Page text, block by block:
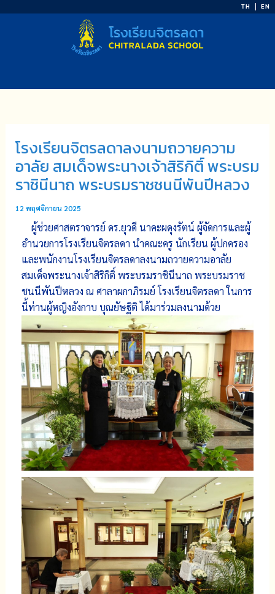
TH EN
โรงเรียนจิตรลดาลงนามถวายความ
อาลัย สมเด็จพระนางเจ้าสิริกิติ์ พระบรม
ราชินีนาถ พระบรมราชชนนีพันปีหลวง
12 พฤศจิกายน 2025
ผู้ช่วยศาสตราจารย์ ดร.ยุวดี นาคะผดุงรัตน์ ผู้จัดการและผู้
อำนวยการโรงเรียนจิตรลดา นำคณะครู นักเรียน ผู้ปกครอง
และพนักงานโรงเรียนจิตรลดาลงนามถวายความอาลัย
สมเด็จพระนางเจ้าสิริกิติ์ พระบรมราชินีนาถ พระบรมราช
ชนนีพันปีหลวง ณ ศาลาผกาภิรมย์ โรงเรียนจิตรลดา ในการ
นี้ท่านผู้หญิงอังกาบ บุณยัษฐิติ ได้มาร่วมลงนามด้วย